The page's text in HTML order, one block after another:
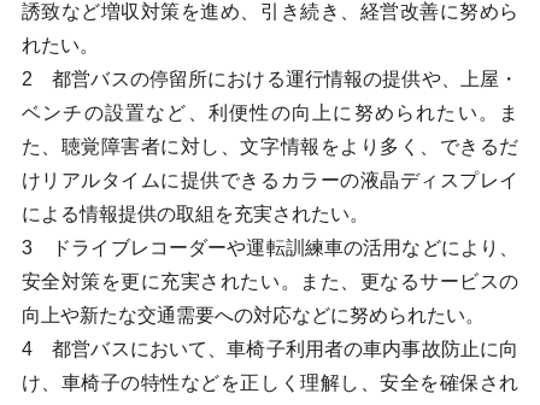
誘致など増収対策を進め、引き続き、経営改善に努めら
れたい。
2 都営バスの停留所における運行情報の提供や、上屋・
ベンチの設置など、利便性の向上に努められたい。ま
た、聴覚障害者に対し、文字情報をより多く、できるだ
けリアルタイムに提供できるカラーの液晶ディスプレイ
による情報提供の取組を充実されたい。
3 ドライブレコーダーや運転訓練車の活用などにより、
安全対策を更に充実されたい。また、更なるサービスの
向上や新たな交通需要への対応などに努められたい。
4 都営バスにおいて、車椅子利用者の車内事故防止に向
け、車椅子の特性などを正しく理解し、安全を確保され